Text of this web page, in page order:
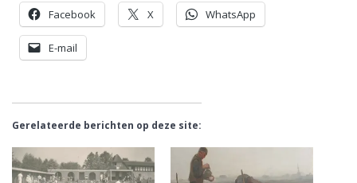
Facebook X WhatsApp
E-mail
Gerelateerde berichten op deze site: